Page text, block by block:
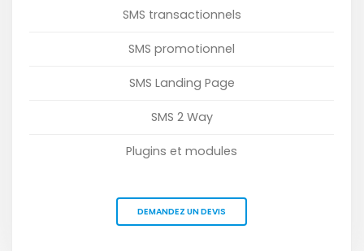
SMS transactionnels
SMS promotionnel
SMS Landing Page
SMS 2 Way
Plugins et modules
DEMANDEZ UN DEVIS